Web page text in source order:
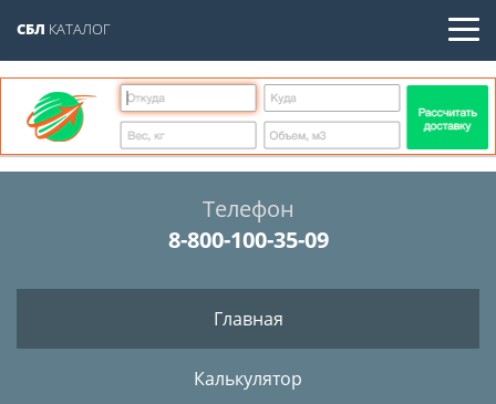
СБЛ КАТАЛОГ
Телефон
8-800-100-35-09
Главная
Калькулятор